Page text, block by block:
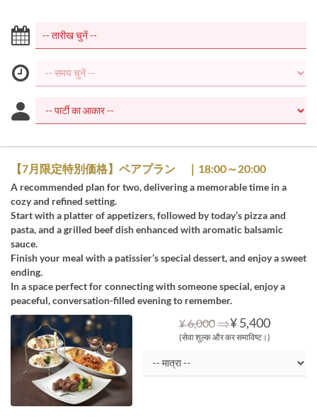
【7月限定特別価格】ペアプラン ｜18:00～20:00
A recommended plan for two, delivering a memorable time in a
cozy and refined setting.
Start with a platter of appetizers, followed by today’s pizza and
pasta, and a grilled beef dish enhanced with aromatic balsamic
sauce.
Finish your meal with a patissier’s special dessert, and enjoy a sweet
ending.
In a space perfect for connecting with someone special, enjoy a
peaceful, conversation-filled evening to remember.
¥ 6,000 ⇒¥ 5,400
(सेवा शुल्क और कर समाविष्ट।)